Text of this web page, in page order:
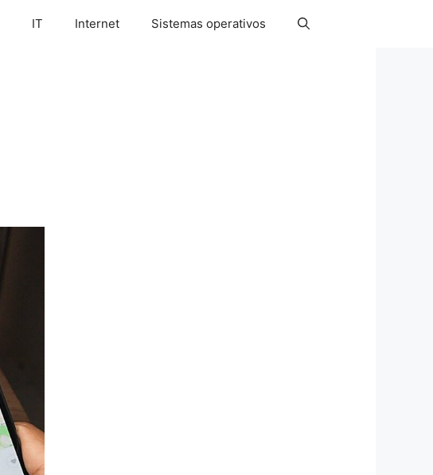
IT Internet Sistemas operativos